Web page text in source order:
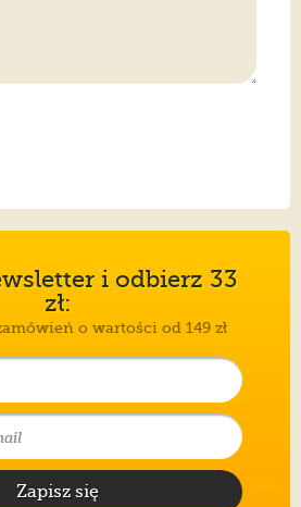
i odbierz 33
zł:
o wartości od 149 zł
Zapisz się